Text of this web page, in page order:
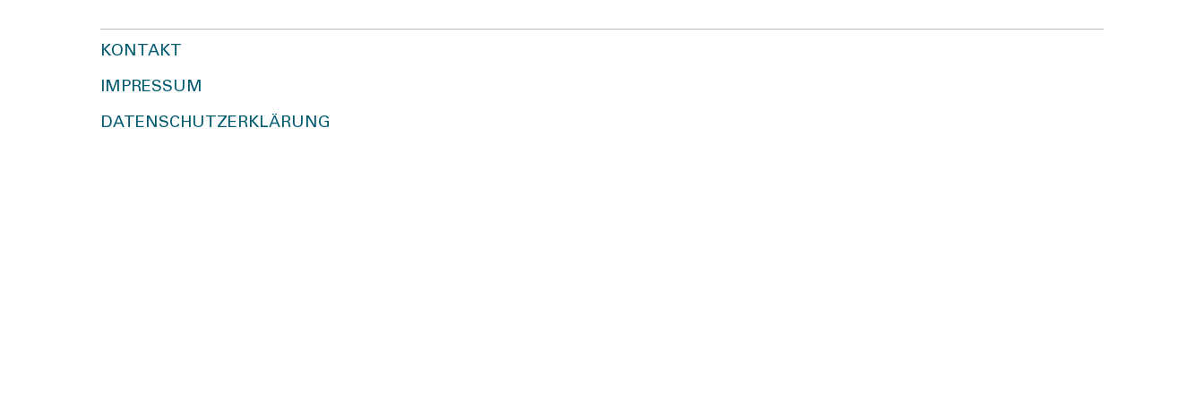
KONTAKT
IMPRESSUM
DATENSCHUTZERKLÄRUNG